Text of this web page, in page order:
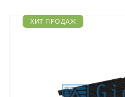
ХИТ ПРОДАЖ